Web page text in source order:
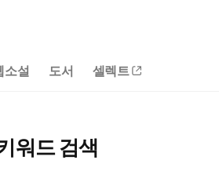
소설 도서 셀렉트
워드 검색